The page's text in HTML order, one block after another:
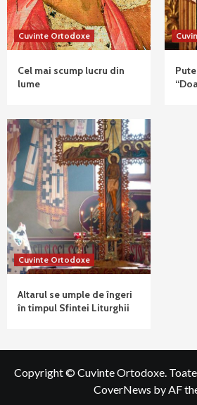
Cuvinte Ortodoxe
Cel mai scump lucru din
lume
Cuvinte Ortodoxe
Altarul se umple de îngeri
în timpul Sfintei Liturghii
Copyright © Cuvinte Ortodoxe.
CoverNews by AF